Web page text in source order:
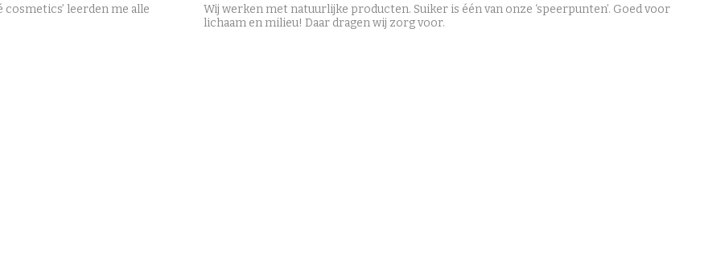
leerden me alle
Wij werken met natuurlijke producten. Suiker is één van onze ‘speerpunten’. Goed voor
lichaam en milieu! Daar dragen wij zorg voor.